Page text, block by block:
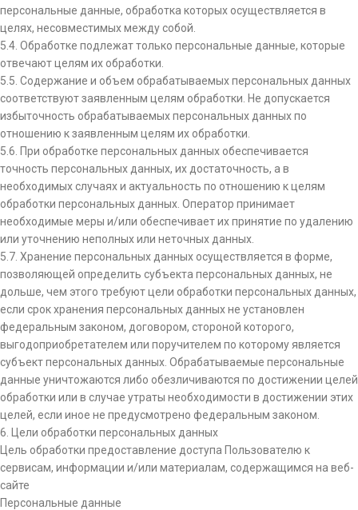
персональные данные, обработка которых осуществляется в
целях, несовместимых между собой.
5.4. Обработке подлежат только персональные данные, которые
отвечают целям их обработки.
5.5. Содержание и объем обрабатываемых персональных данных
соответствуют заявленным целям обработки. Не допускается
избыточность обрабатываемых персональных данных по
отношению к заявленным целям их обработки.
5.6. При обработке персональных данных обеспечивается
точность персональных данных, их достаточность, а в
необходимых случаях и актуальность по отношению к целям
обработки персональных данных. Оператор принимает
необходимые меры и/или обеспечивает их принятие по удалению
или уточнению неполных или неточных данных.
5.7. Хранение персональных данных осуществляется в форме,
позволяющей определить субъекта персональных данных, не
дольше, чем этого требуют цели обработки персональных данных,
если срок хранения персональных данных не установлен
федеральным законом, договором, стороной которого,
выгодоприобретателем или поручителем по которому является
субъект персональных данных. Обрабатываемые персональные
данные уничтожаются либо обезличиваются по достижении целей
обработки или в случае утраты необходимости в достижении этих
целей, если иное не предусмотрено федеральным законом.
6. Цели обработки персональных данных
Цель обработки предоставление доступа Пользователю к
сервисам, информации и/или материалам, содержащимся на веб-
сайте
Персональные данные